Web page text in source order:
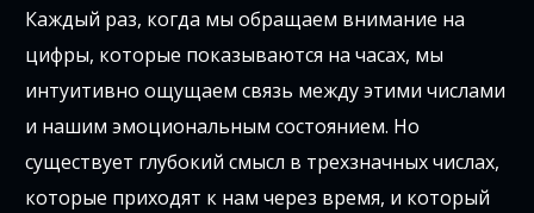
Каждый раз, когда мы обращаем внимание на
цифры, которые показываются на часах, мы
интуитивно ощущаем связь между этими числами
и нашим эмоциональным состоянием. Но
существует глубокий смысл в трехзначных числах,
которые приходят к нам через время, и который